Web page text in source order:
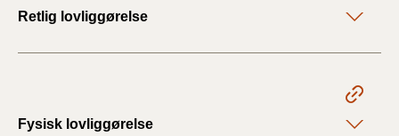
Retlig lovliggørelse
Fysisk lovliggørelse